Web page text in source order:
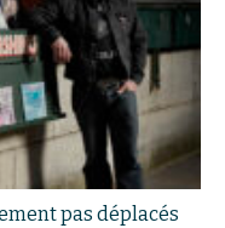
pas déplacés